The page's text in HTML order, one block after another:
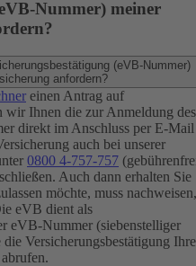
Nummer) meiner
(eVB-Nummer)
anfordern?
einen Antrag auf
wir Ihnen die zur Anmeldung des
direkt im Anschluss per E-Mail
auch bei unserer
0800 4-​757-757
Auch dann erhalten Sie
möchte, muss nachweisen,
eVB dient als
eVB-Nummer (siebenstelliger
Versicherungsbestätigung